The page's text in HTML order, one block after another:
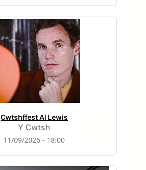
Cwtshffest Al Lewis
Y Cwtsh
11/09/2026 - 18:00